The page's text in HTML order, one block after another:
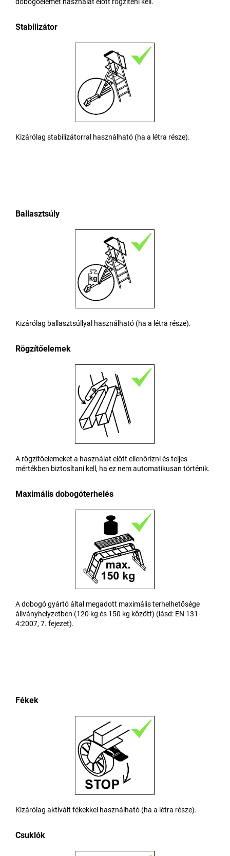
Stabilizátor
Kizárólag stabilizátorral használható (ha a létra része).
Ballasztsúly
Kizárólag ballasztsúllyal használható (ha a létra része).
Rögzítőelemek
A rögzítőelemeket a használat előtt ellenőrizni és teljes
mértékben biztosítani kell, ha ez nem automatikusan történik.
Maximális dobogóterhelés
A dobogó gyártó által megadott maximális terhelhetősége
állványhelyzetben (120 kg és 150 kg között) (lásd: EN 131-
4:2007, 7. fejezet).
Fékek
Kizárólag aktivált fékekkel használható (ha a létra része).
Csuklók